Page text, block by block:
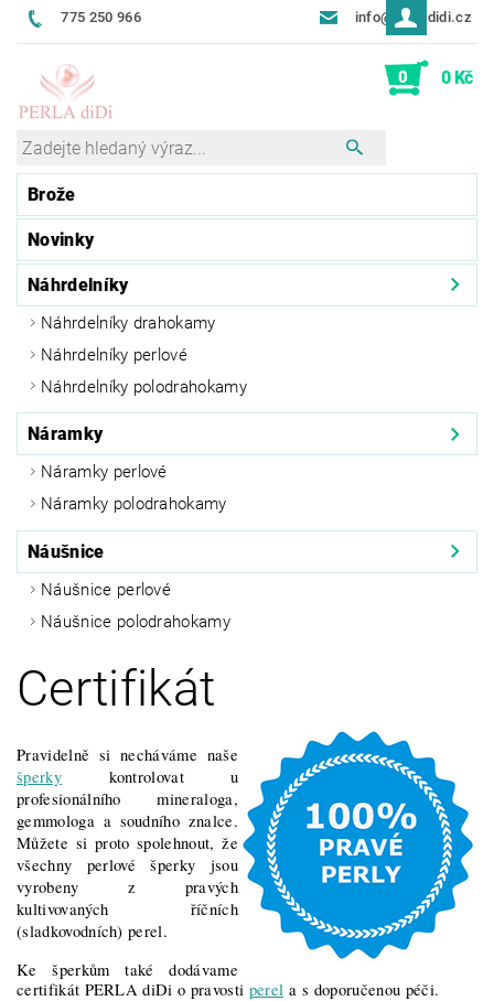
775 250 966 info@perladidi.cz
0 0 Kč
Brože
Náhrdelníky
Náhrdelníky drahokamy
Náhrdelníky perlové
Náhrdelníky polodrahokamy
Náramky
Náramky perlové
Náramky polodrahokamy
Náušnice
Náušnice perlové
Náušnice polodrahokamy
Novinky
Certifikát
Pravidelně si necháváme naše
šperkykontrolovat u
profesionálního mineraloga,
gemmologa a soudního znalce.
Můžete si proto spolehnout, že
všechny perlové šperky jsou
vyrobeny z pravých
kultivovaných říčních
(sladkovodních) perel.
Ke šperkům také dodávame
certifikát PERLA diDi o pravosti perel a s doporučenou péči.